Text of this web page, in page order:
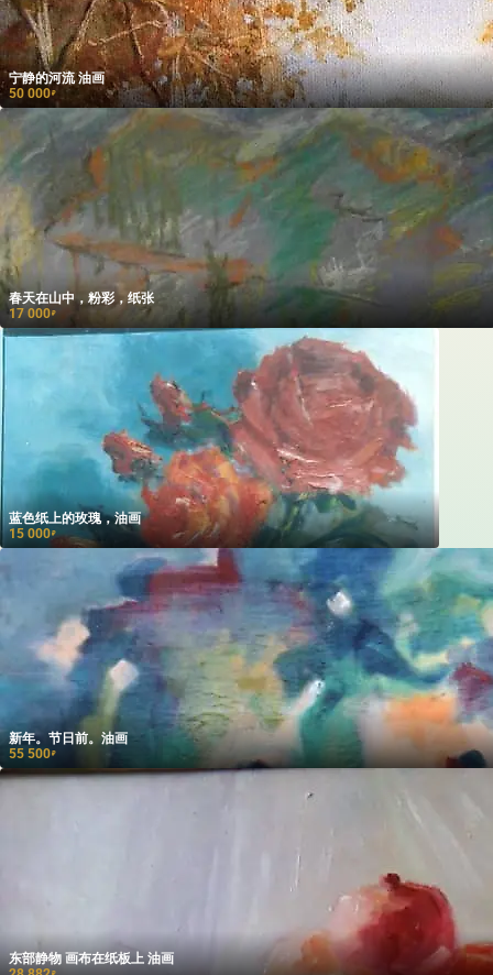
宁静的河流 油画
50 000₽
春天在山中，粉彩，纸张
17 000₽
蓝色纸上的玫瑰，油画
15 000₽
新年。节日前。油画
55 500₽
东部静物 画布在纸板上 油画